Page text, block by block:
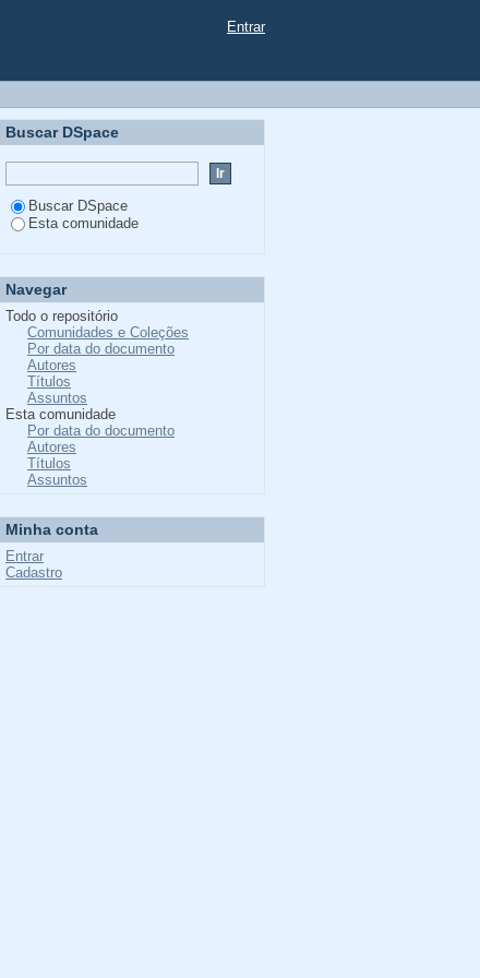
Entrar
Buscar DSpace
Buscar DSpace
Esta comunidade
Navegar
Todo o repositório
Comunidades e Coleções
Por data do documento
Autores
Títulos
Assuntos
Esta comunidade
Por data do documento
Autores
Títulos
Assuntos
Minha conta
Entrar
Cadastro